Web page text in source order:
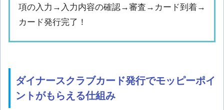
項の入力→入力内容の確認→審査→カード到着→
カード発行完了！
ダイナースクラブカード発行でモッピーポイ
ントがもらえる仕組み